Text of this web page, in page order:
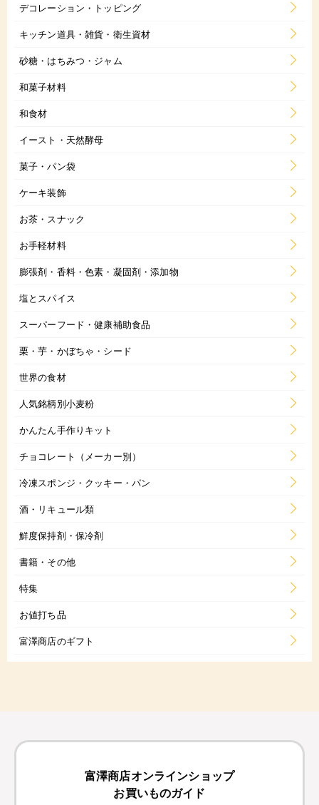
デコレーション・トッピング
キッチン道具・雑貨・衛生資材
砂糖・はちみつ・ジャム
和菓子材料
和食材
イースト・天然酵母
菓子・パン袋
ケーキ装飾
お茶・スナック
お手軽材料
膨張剤・香料・色素・凝固剤・添加物
塩とスパイス
スーパーフード・健康補助食品
栗・芋・かぼちゃ・シード
世界の食材
人気銘柄別小麦粉
かんたん手作りキット
チョコレート（メーカー別）
冷凍スポンジ・クッキー・パン
酒・リキュール類
鮮度保持剤・保冷剤
書籍・その他
特集
お値打ち品
富澤商店のギフト
富澤商店オンラインショップ
お買いものガイド